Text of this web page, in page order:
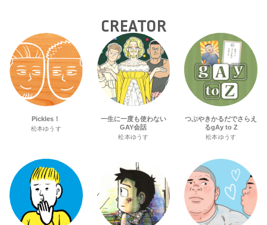
CREATOR
Pickles！
松本ゆうす
一生に一度も使わない
GAY会話
松本ゆうす
つぶやきかるだでさらえ
るgAy to Z
松本ゆうす